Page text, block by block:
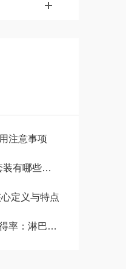
注意事项
注意事项？
定义与特点
深度排查与精准优化手册